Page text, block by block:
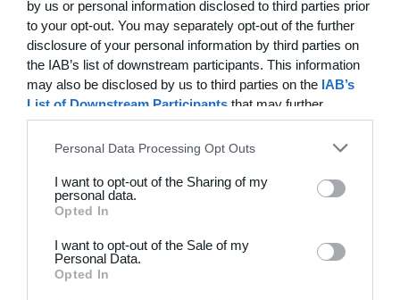
by us or personal information disclosed to third parties prior
to your opt-out. You may separately opt-out of the further
disclosure of your personal information by third parties on
the IAB’s list of downstream participants. This information
may also be disclosed by us to third parties on the IAB’s
List of Downstream Participants that may further
disclose it to other third parties.
Personal Data Processing Opt Outs
I want to opt-out of the Sharing of my
personal data.
Opted In
I want to opt-out of the Sale of my
Personal Data.
Opted In
FC Rudersdal 1 3 Rørbæk FC
Them GF Årgang 2017 4 3 Virklund B. 2
Them GF Årgang 2017 5 2 ØBG Silkeborg 5
14. juni
Stenlille u11 drenge